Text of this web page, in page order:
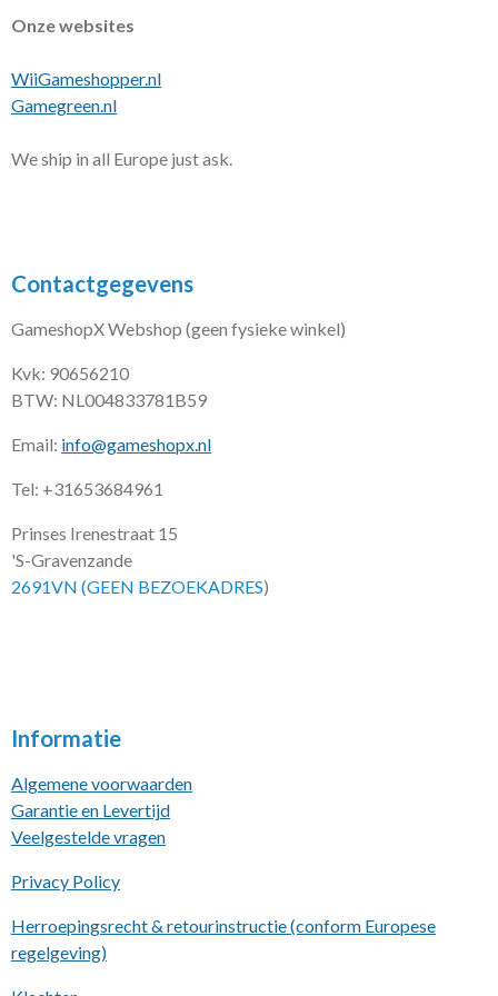
Onze websites
WiiGameshopper.nl
Gamegreen.nl
We ship in all Europe just ask.
Contactgegevens
GameshopX Webshop (geen fysieke winkel)
Kvk: 90656210
BTW: NL004833781B59
Email: info@gameshopx.nl
Tel: +31653684961
Prinses Irenestraat 15
'S-Gravenzande
2691VN (GEEN BEZOEKADRES)
Informatie
Algemene voorwaarden
Garantie en Levertijd
Veelgestelde vragen
Privacy Policy
Herroepingsrecht & retourinstructie (conform Europese
regelgeving)